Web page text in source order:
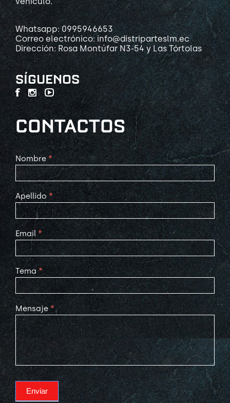
Whatsapp: 0995946653
Correo electrónico: info@distriparteslm.ec
Dirección: Rosa Montúfar N3-54 y Las Tórtolas
SÍGUENOS
CONTACTOS
Contact
Us
Nombre *
Apellido *
Email *
Tema *
Mensaje *
Enviar